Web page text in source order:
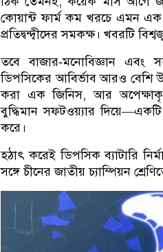
কোয়ান্ট ফার্ম কম খরচে এমন
প্রতিদ্বন্দ্বীদের সমকক্ষ। খবরটি
তবে বাজার‑মনোবিজ্ঞান এবং
ডিপসিকের আবির্ভাব আরও বেশি
করা এক জিনিস,আর
বুদ্ধিমান সফটওয়্যার দিয়ে—একটি
করে।
হঠাৎ করেই ডিপসিক ব্যাটারি
সঙ্গে চীনের জাতীয় চ্যাম্পিয়ন